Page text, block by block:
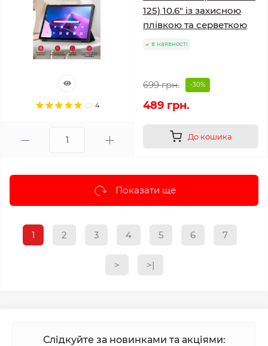
4
125) 10.6" із захисною
плівкою та серветкою
в наявності
699 грн. -30%
489 грн.
До кошика
Показати ще
1 2 3 4 5 6 7
> >|
Слідкуйте за новинками та акціями: